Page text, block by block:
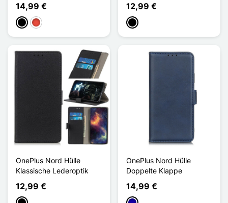
14,99 €
Schwarz
Rot
12,99 €
Schwarz
OnePlus Nord Hülle
Klassische Lederoptik
12,99 €
OnePlus Nord Hülle
Doppelte Klappe
14,99 €